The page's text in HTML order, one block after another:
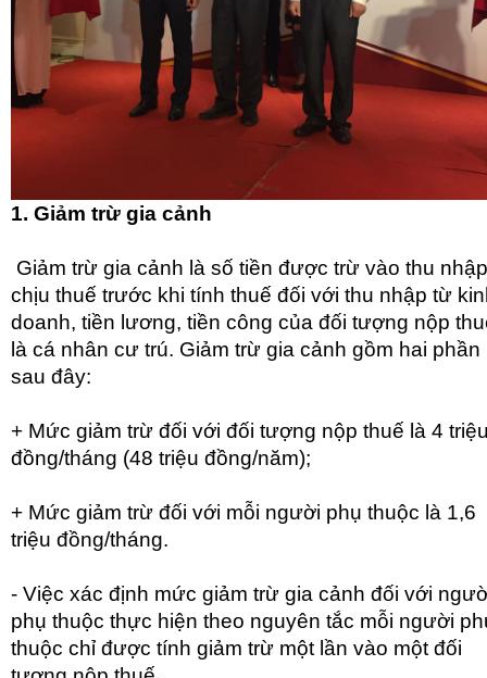
1. Giảm trừ gia cảnh
Giảm trừ gia cảnh là số tiền được trừ vào thu nhập
chịu thuế trước khi tính thuế đối với thu nhập từ
doanh, tiền lương, tiền công của đối tượng nộp
là cá nhân cư trú. Giảm trừ gia cảnh gồm hai phần
sau đây:
+ Mức giảm trừ đối với đối tượng nộp thuế là 4
đồng/tháng (48 triệu đồng/năm);
+ Mức giảm trừ đối với mỗi người phụ thuộc là 1,6
triệu đồng/tháng.
- Việc xác định mức giảm trừ gia cảnh đối với
phụ thuộc thực hiện theo nguyên tắc mỗi người
thuộc chỉ được tính giảm trừ một lần vào một đối